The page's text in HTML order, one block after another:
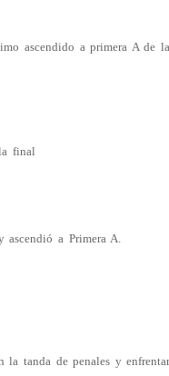
ascendido a primera A de
final
a Primera A.
tanda de penales y